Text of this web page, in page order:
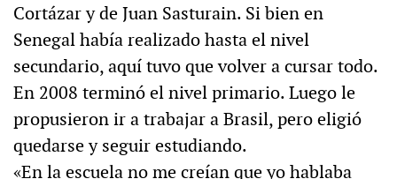
Cortázar y de Juan Sasturain. Si bien en
Senegal había realizado hasta el nivel
secundario, aquí tuvo que volver a cursar todo.
En 2008 terminó el nivel primario. Luego le
propusieron ir a trabajar a Brasil, pero eligió
quedarse y seguir estudiando.
«En la escuela no me creían que yo hablaba